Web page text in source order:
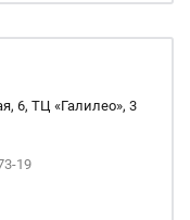
6, ТЦ «Галилео», 3
19